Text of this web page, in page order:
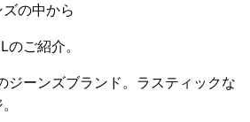
の中から
ご紹介。
ジーンズブランド。ラスティックな